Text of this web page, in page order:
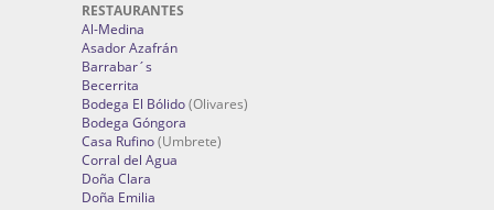
RESTAURANTES
Al-Medina
Asador Azafrán
Barrabar´s
Becerrita
Bodega El Bólido(Olivares)
Bodega Góngora
Casa Rufino(Umbrete)
Corral del Agua
Doña Clara
Doña Emilia